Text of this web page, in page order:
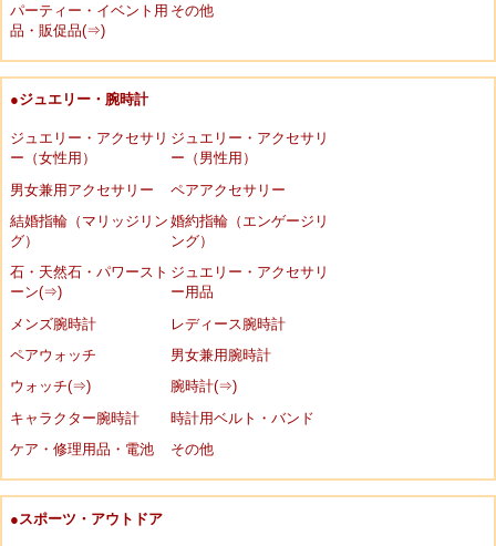
パーティー・イベント用
品・販促品(⇒)
その他
●ジュエリー・腕時計
ジュエリー・アクセサリ
ー（女性用）
ジュエリー・アクセサリ
ー（男性用）
男女兼用アクセサリー
ペアアクセサリー
結婚指輪（マリッジリン
グ）
婚約指輪（エンゲージリ
ング）
石・天然石・パワースト
ーン(⇒)
ジュエリー・アクセサリ
ー用品
メンズ腕時計
レディース腕時計
ペアウォッチ
男女兼用腕時計
ウォッチ(⇒)
腕時計(⇒)
キャラクター腕時計
時計用ベルト・バンド
ケア・修理用品・電池
その他
●スポーツ・アウトドア